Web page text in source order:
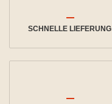
SCHNELLE LIEFERUNG